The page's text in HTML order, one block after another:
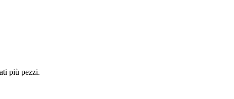
più pezzi.